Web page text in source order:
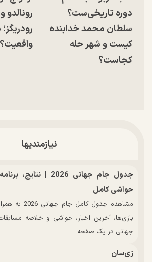
دوره تاریخی‌ست؟
سلطان محمد خدابنده
کیست و شهر حله
کجاست؟
رونالدو
نیازمندیها
جدول جام جهانی 2026 |
حواشی کامل
مشاهده جدول
بازی‌ها، آخرین اخبار، حواشی و خلاصه
جهانی در یک صفحه.
زی‌سان